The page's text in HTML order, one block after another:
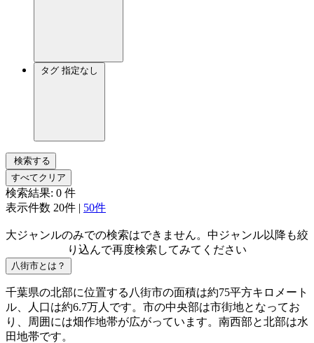
タグ 指定なし
検索する
すべてクリア
検索結果: 0 件
表示件数 20件 | 50件
大ジャンルのみでの検索はできません。中ジャンル以降も絞
り込んで再度検索してみてください
八街市とは？
千葉県の北部に位置する八街市の面積は約75平方キロメート
ル、人口は約6.7万人です。市の中央部は市街地となってお
り、周囲には畑作地帯が広がっています。南西部と北部は水
田地帯です。